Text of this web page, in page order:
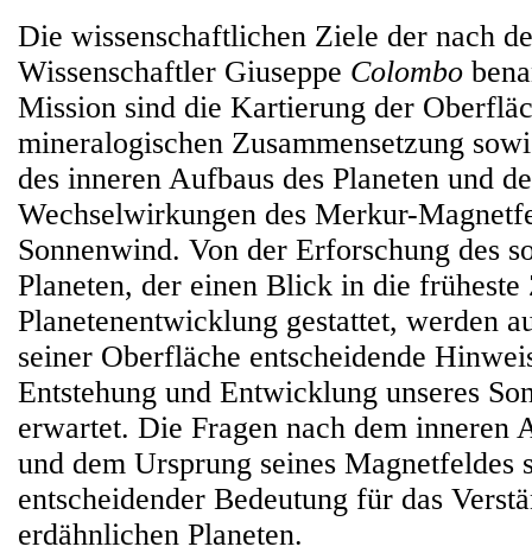
Die wissenschaftlichen Ziele der nach
Wissenschaftler Giuseppe Colombo
Mission sind die Kartierung der
mineralogischen Zusammensetzung
des inneren Aufbaus des Planeten und
Wechselwirkungen des Merkur-
Sonnenwind. Von der Erforschung des
Planeten, der einen Blick in die früheste
Planetenentwicklung gestattet, werden
seiner Oberfläche entscheidende
Entstehung und Entwicklung unseres
erwartet. Die Fragen nach dem inneren
und dem Ursprung seines Magnetfeldes
entscheidender Bedeutung für das
erdähnlichen Planeten.